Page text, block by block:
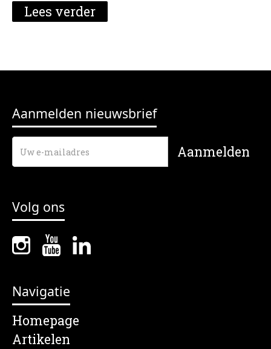
Lees verder
Aanmelden nieuwsbrief
Volg ons
Navigatie
Homepage
Artikelen